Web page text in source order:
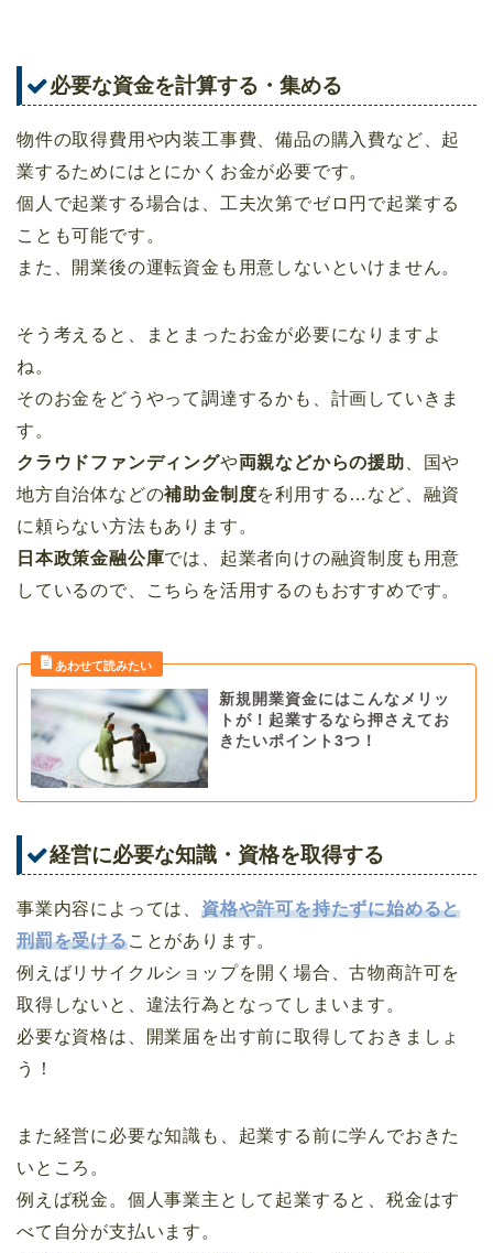
必要な資金を計算する・集める
物件の取得費用や内装工事費、備品の購入費など、起
業するためにはとにかくお金が必要です。
個人で起業する場合は、工夫次第でゼロ円で起業する
ことも可能です。
また、開業後の運転資金も用意しないといけません。
そう考えると、まとまったお金が必要になりますよ
ね。
そのお金をどうやって調達するかも、計画していきま
す。
クラウドファンディングや両親などからの援助 、国や
地方自治体などの補助金制度を利用する…など、融資
に頼らない方法もあります。
日本政策金融公庫では、起業者向けの融資制度も用意
しているので、こちらを活用するのもおすすめです。
新規開業資金にはこんなメリッ
トが！起業するなら押さえてお
きたいポイント3つ！
経営に必要な知識・資格を取得する
事業内容によっては、 資格や許可を持たずに始めると
刑罰を受けることがあります。
例えばリサイクルショップを開く場合、古物商許可を
取得しないと、違法行為となってしまいます。
必要な資格は、開業届を出す前に取得しておきましょ
う！
また経営に必要な知識も、起業する前に学んでおきた
いところ。
例えば税金。個人事業主として起業すると、税金はす
べて自分が支払います。